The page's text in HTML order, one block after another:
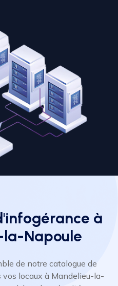
à
Napoule
de notre catalogue de
locaux à Mandelieu-la-